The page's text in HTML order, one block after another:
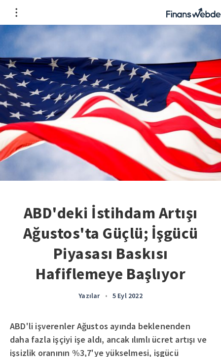
ABD'deki İstihdam Artışı
Ağustos'ta Güçlü; İşgücü
Piyasası Baskısı
Hafiflemeye Başlıyor
Yazılar • 5 Eyl 2022
ABD'li işverenler Ağustos ayında beklenenden
daha fazla işçiyi işe aldı, ancak ılımlı ücret artışı ve
işsizlik oranının %3,7'ye yükselmesi, işgücü